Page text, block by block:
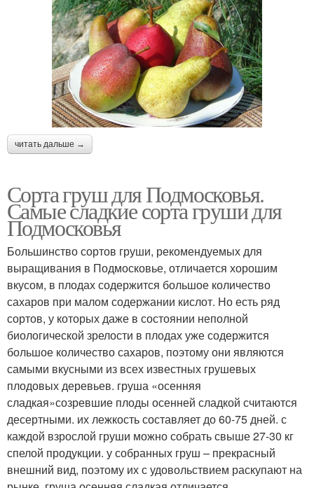
Вечнозеленый сорт
читать дальше →
Сорта груш для Подмосковья.
Самые сладкие сорта груши для
Подмосковья
Большинство сортов груши, рекомендуемых для
выращивания в Подмосковье, отличается хорошим
вкусом, в плодах содержится большое количество
сахаров при малом содержании кислот. Но есть ряд
сортов, у которых даже в состоянии неполной
биологической зрелости в плодах уже содержится
большое количество сахаров, поэтому они являются
самыми вкусными из всех известных грушевых
плодовых деревьев. груша «осенняя
сладкая»созревшие плоды осенней сладкой считаются
десертными. их лежкость составляет до 60-75 дней. с
каждой взрослой груши можно собрать свыше 27-30 кг
спелой продукции. у собранных груш – прекрасный
внешний вид, поэтому их с удовольствием раскупают на